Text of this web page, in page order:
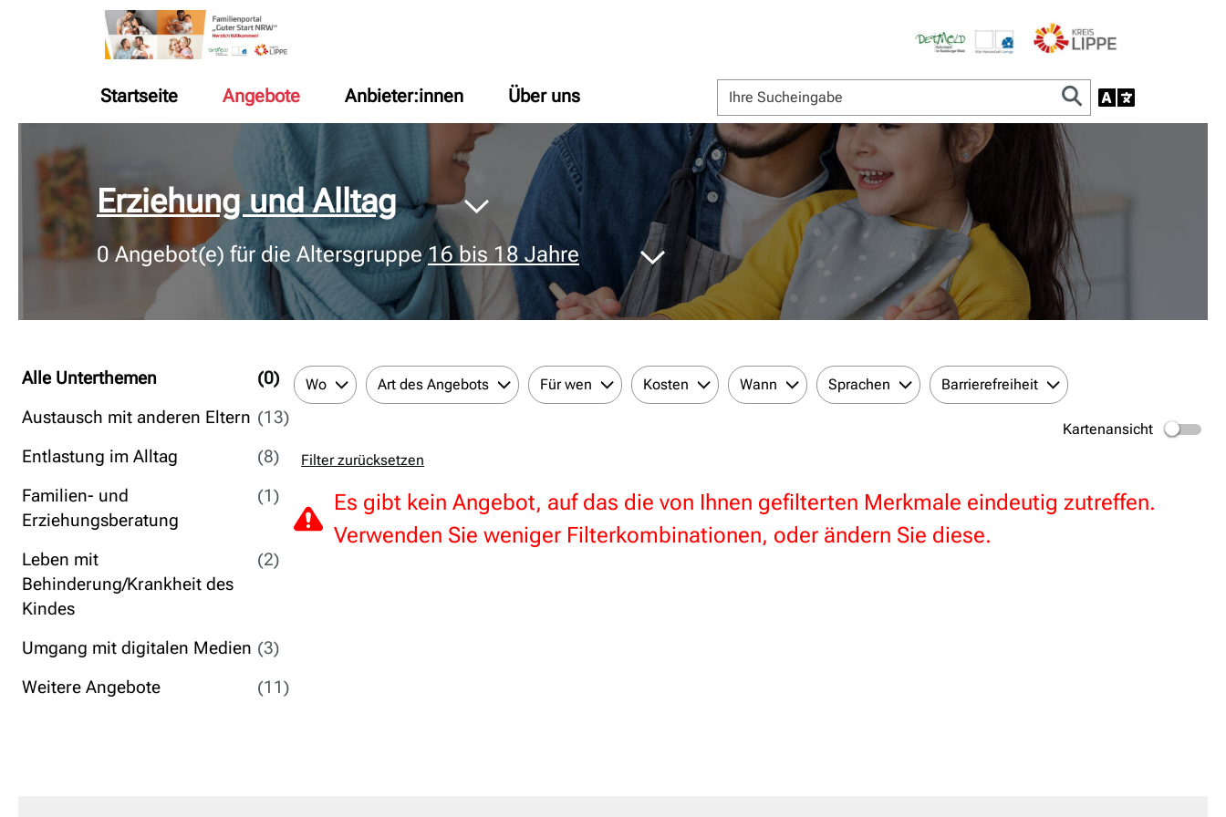
Startseite Angebote Anbieter:innen Über uns
Erziehung und Alltag
0Angebot(e) für die Altersgruppe16 bis 18 Jahre
Alle Unterthemen
(0)
Austausch mit anderen Eltern (13)
Entlastung im Alltag
(8)
Familien- und
Erziehungsberatung
(1)
Leben mit
Behinderung/Krankheit des
Kindes
(2)
Umgang mit digitalen Medien (3)
Weitere Angebote
(11)
Wo Art des Angebots Für wen Kosten Wann Sprachen Barrierefreiheit
Kartenansicht
Filter zurücksetzen
Es gibt kein Angebot, auf das die von Ihnen gefilterten Merkmale eindeutig zutreffen.
Verwenden Sie weniger Filterkombinationen, oder ändern Sie diese.